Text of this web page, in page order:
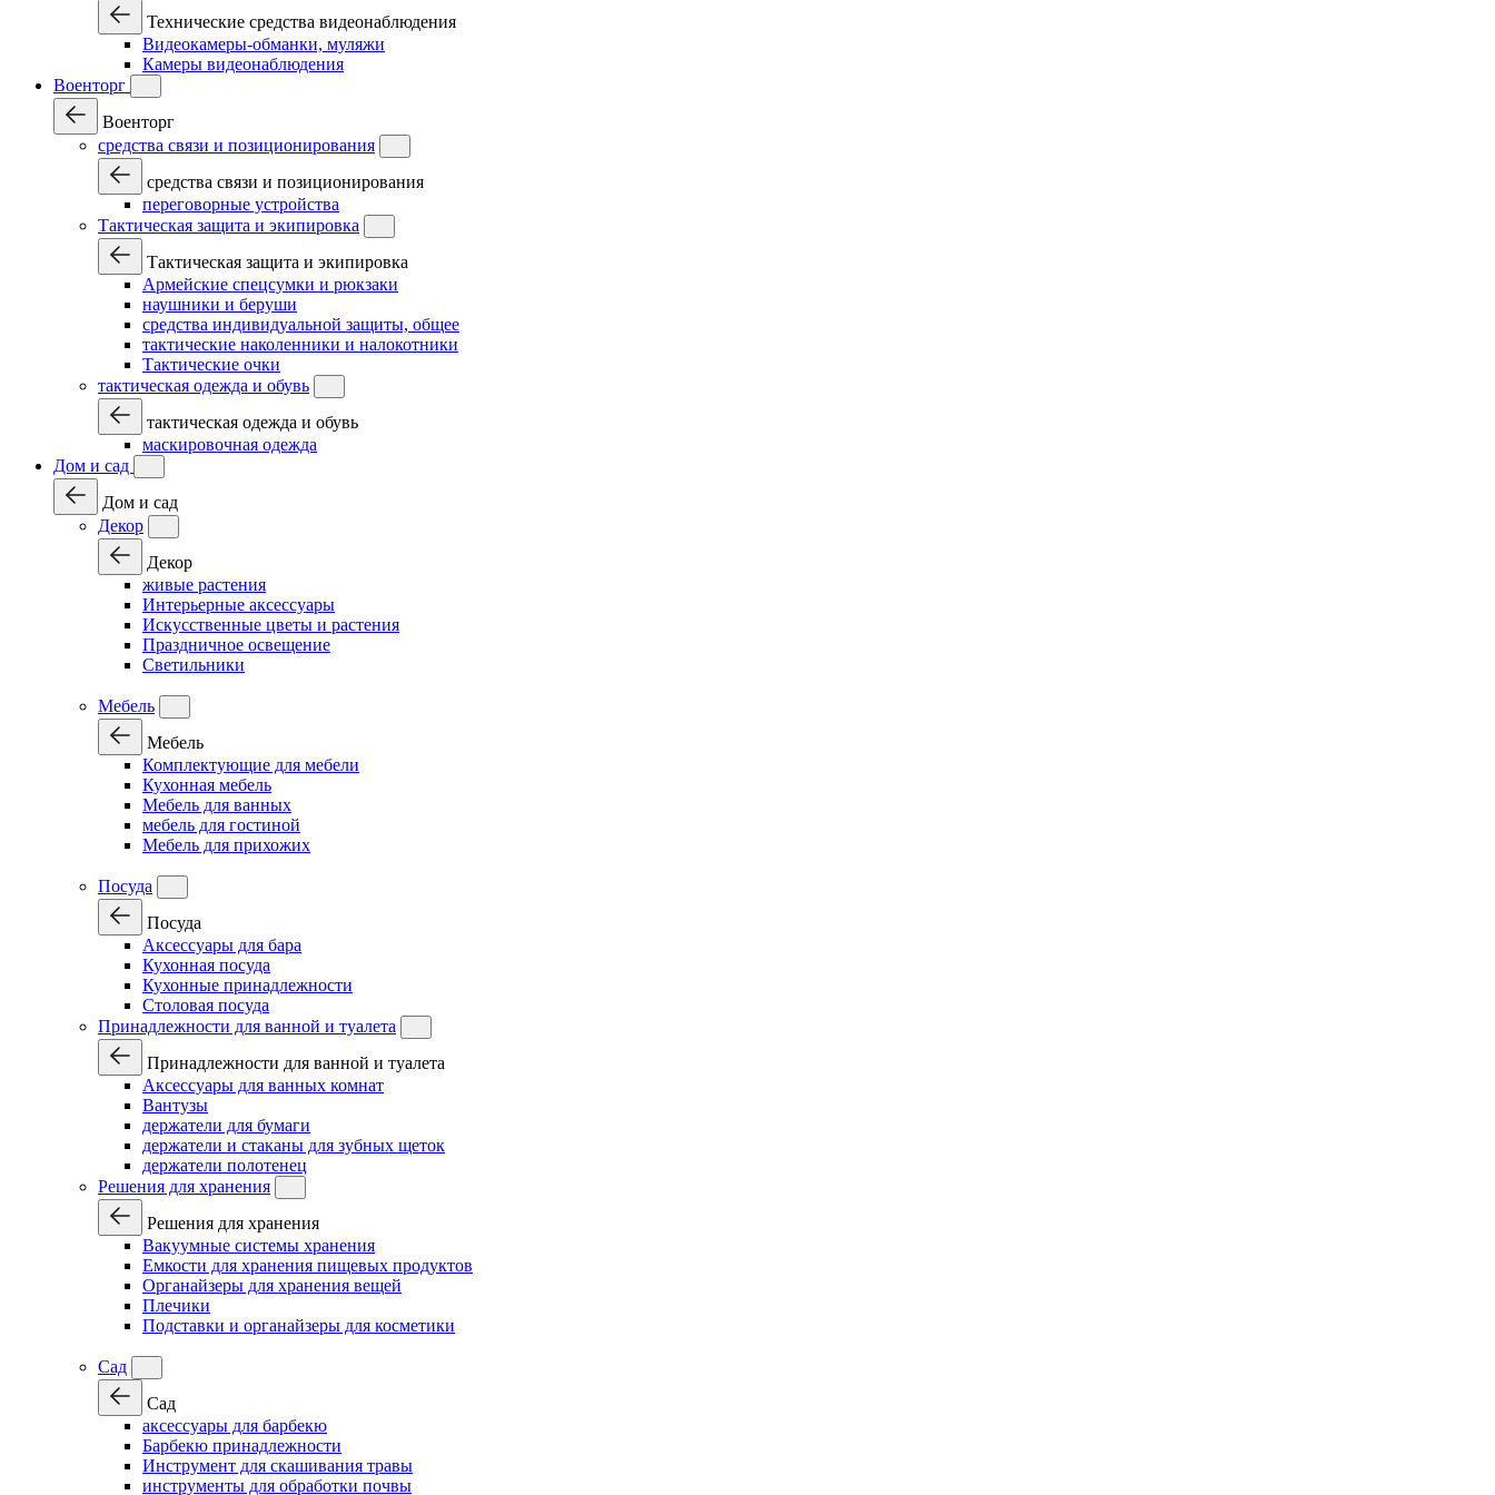
Технические средства видеонаблюдения
Видеокамеры-обманки, муляжи
Камеры видеонаблюдения
Военторг
Военторг
средства связи и позиционирования
средства связи и позиционирования
переговорные устройства
Тактическая защита и экипировка
Тактическая защита и экипировка
Армейские спецсумки и рюкзаки
наушники и беруши
средства индивидуальной защиты, общее
тактические наколенники и налокотники
Тактические очки
тактическая одежда и обувь
тактическая одежда и обувь
маскировочная одежда
Дом и сад
Дом и сад
Декор
Декор
живые растения
Интерьерные аксессуары
Искусственные цветы и растения
Праздничное освещение
Светильники
Мебель
Мебель
Комплектующие для мебели
Кухонная мебель
Мебель для ванных
мебель для гостиной
Мебель для прихожих
Посуда
Посуда
Аксессуары для бара
Кухонная посуда
Кухонные принадлежности
Столовая посуда
Принадлежности для ванной и туалета
Принадлежности для ванной и туалета
Аксессуары для ванных комнат
Вантузы
держатели для бумаги
держатели и стаканы для зубных щеток
держатели полотенец
Решения для хранения
Решения для хранения
Вакуумные системы хранения
Емкости для хранения пищевых продуктов
Органайзеры для хранения вещей
Плечики
Подставки и органайзеры для косметики
Сад
Сад
аксессуары для барбекю
Барбекю принадлежности
Инструмент для скашивания травы
инструменты для обработки почвы